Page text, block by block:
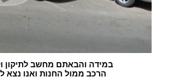
במידה והבאתם מחשב
הרכב ממול החנות ואנו